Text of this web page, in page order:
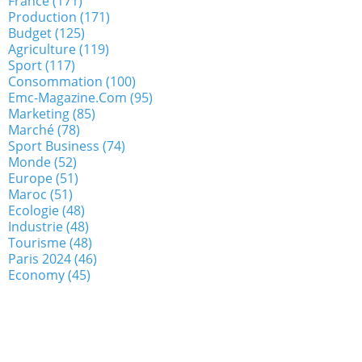
Production (171)
Budget(125)
Agriculture(119)
Sport(117)
Consommation (100)
Emc-Magazine.com (95)
Marketing(85)
Marché(78)
Sport Business (74)
Monde(52)
Europe(51)
Maroc (51)
Ecologie(48)
Industrie(48)
Tourisme(48)
Paris 2024(46)
Economy(45)